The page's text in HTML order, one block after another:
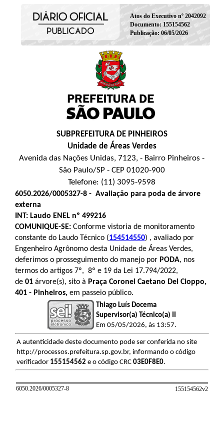
Atos do Executivo nº 2042092
Documento: 155154562
Publicação: 06/05/2026
SUBPREFEITURA DE PINHEIROS
Unidade de Áreas Verdes
Avenida das Nações Unidas, 7123, - Bairro Pinheiros -
São Paulo/SP - CEP 01020-900
Telefone: (11) 3095-9598
6050.2026/0005327-8 - Avaliação para poda de árvore
externa
INT: Laudo ENEL nº 499216
COMUNIQUE-SE: Conforme vistoria de monitoramento
constante do Laudo Técnico (154514550) , avaliado por
Engenheiro Agrônomo desta Unidade de Áreas Verdes,
deferimos o prosseguimento do manejo por PODA, nos
termos do artigos 7º, 8º e 19 da Lei 17.794/2022,
de 01 árvore(s), sito à Praça Coronel Caetano Del Cioppo,
401 - Pinheiros, em passeio público.
Thiago Luís Docema
Supervisor(a) Técnico(a) II
Em 05/05/2026, às 13:57.
A autenticidade deste documento pode ser conferida no site
http://processos.prefeitura.sp.gov.br, informando o código
verificador 155154562 e o código CRC 03E0F8E0.
6050.2026/0005327-8 155154562v2